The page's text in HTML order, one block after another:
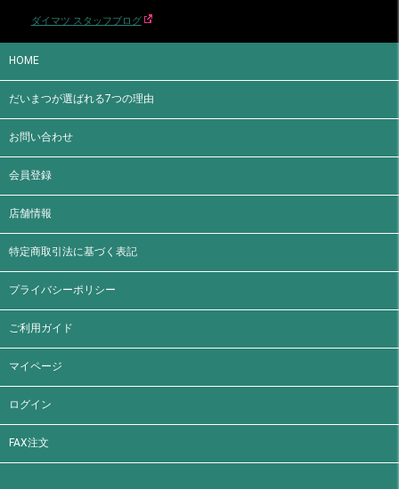
ダイマツ スタッフブログ
HOME
だいまつが選ばれる7つの理由
お問い合わせ
会員登録
店舗情報
特定商取引法に基づく表記
プライバシーポリシー
ご利用ガイド
マイページ
ログイン
FAX注文